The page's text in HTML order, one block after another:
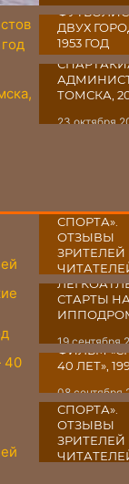
ДВУХ
1953 ГОД
27 октября
ТОМСКА,
23 октября
СПОРТА».
ОТЗЫВЫ
ЗРИТЕЛЕЙ
03 октября
СТАРТЫ
19 сентября
ФИЛЬМ
40 ЛЕТ»,
08 сентября
ТОМСКОГО
СПОРТА».
ОТЗЫВЫ
ЗРИТЕЛЕЙ